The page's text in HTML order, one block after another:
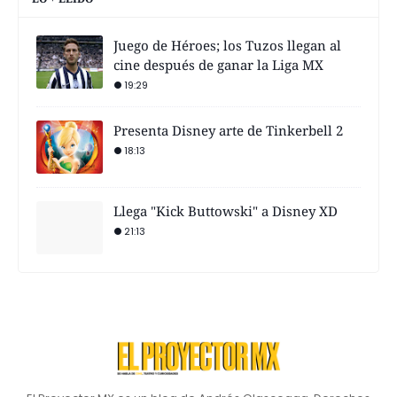
Juego de Héroes; los Tuzos llegan al
cine después de ganar la Liga MX
19:29
Presenta Disney arte de Tinkerbell 2
18:13
Llega "Kick Buttowski" a Disney XD
21:13